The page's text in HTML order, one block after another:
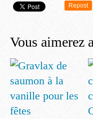
Repost
Vous aimerez